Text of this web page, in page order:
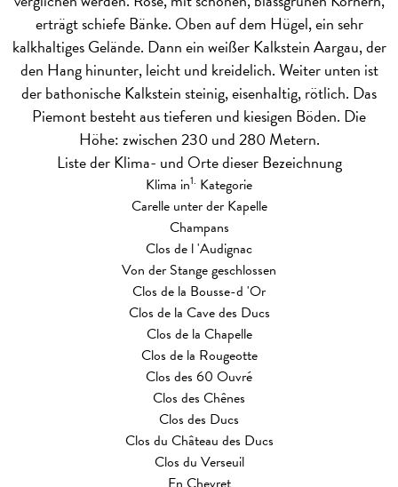
erträgt schiefe Bänke. Oben auf dem Hügel, ein sehr
kalkhaltiges Gelände. Dann ein weißer Kalkstein Aargau, der
den Hang hinunter, leicht und kreidelich. Weiter unten ist
der bathonische Kalkstein steinig, eisenhaltig, rötlich. Das
Piemont besteht aus tieferen und kiesigen Böden. Die
Höhe: zwischen 230 und 280 Metern.
Liste der Klima- und Orte dieser Bezeichnung
Klima in1. Kategorie
Carelle unter der Kapelle
Champans
Clos de l 'Audignac
Von der Stange geschlossen
Clos de la Bousse-d 'Or
Clos de la Cave des Ducs
Clos de la Chapelle
Clos de la Rougeotte
Clos des 60 Ouvré
Clos des Chênes
Clos des Ducs
Clos du Château des Ducs
Clos du Verseuil